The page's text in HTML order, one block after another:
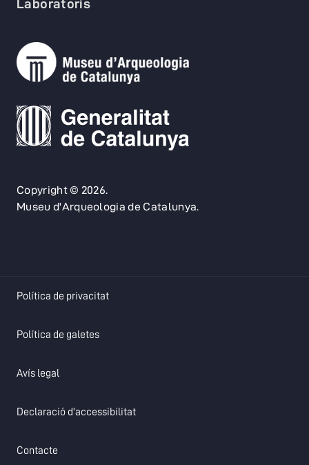
Copyright © 2026.
Museu d'Arqueologia de Catalunya.
Laboratoris
Política de privacitatopens in a new tab
Política de galetesopens in a new tab
Avís legal
Declaració d'accessibilitatopens in a new tab
Contacte